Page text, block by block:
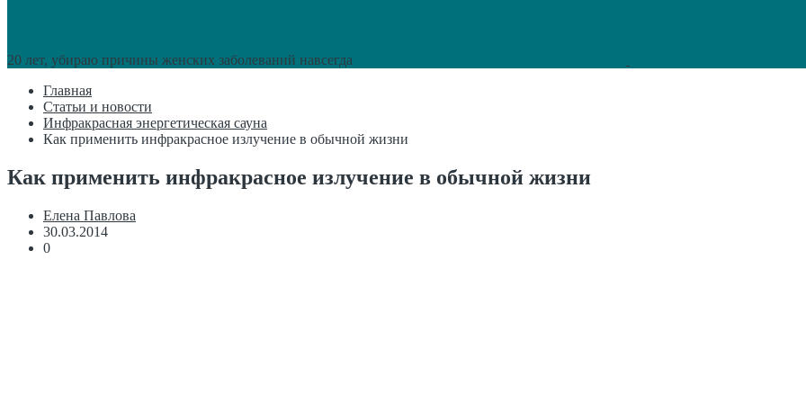
20 лет, убираю причины женских заболеваний навсегда
Главная
Статьи и новости
Инфракрасная энергетическая сауна
Как применить инфракрасное излучение в обычной жизни
Как применить инфракрасное излучение в обычной жизни
Елена Павлова
30.03.2014
0